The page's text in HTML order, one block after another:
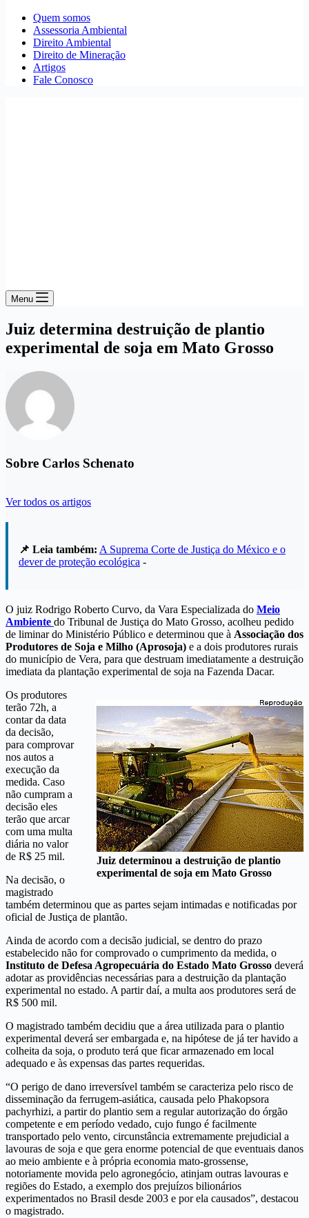
Quem somos
Assessoria Ambiental
Direito Ambiental
Direito de Mineração
Artigos
Fale Conosco
Menu
Juiz determina destruição de plantio
experimental de soja em Mato Grosso
Sobre Carlos Schenato
Ver todos os artigos
📌 Leia também: A Suprema Corte de Justiça do México e o
dever de proteção ecológica -
O juiz Rodrigo Roberto Curvo, da Vara Especializada do Meio
Ambiente do Tribunal de Justiça do Mato Grosso, acolheu pedido
de liminar do Ministério Público e determinou que à Associação dos
Produtores de Soja e Milho (Aprosoja) e a dois produtores rurais
do município de Vera, para que destruam imediatamente a destruição
imediata da plantação experimental de soja na Fazenda Dacar.
Juiz determinou a destruição de plantio
experimental de soja em Mato Grosso
Os produtores
terão 72h, a
contar da data
da decisão,
para comprovar
nos autos a
execução da
medida. Caso
não cumpram a
decisão eles
terão que arcar
com uma multa
diária no valor
de R$ 25 mil.
Na decisão, o
magistrado
também determinou que as partes sejam intimadas e notificadas por
oficial de Justiça de plantão.
Ainda de acordo com a decisão judicial, se dentro do prazo
estabelecido não for comprovado o cumprimento da medida, o
Instituto de Defesa Agropecuária do Estado Mato Grosso deverá
adotar as providências necessárias para a destruição da plantação
experimental no estado. A partir daí, a multa aos produtores será de
R$ 500 mil.
O magistrado também decidiu que a área utilizada para o plantio
experimental deverá ser embargada e, na hipótese de já ter havido a
colheita da soja, o produto terá que ficar armazenado em local
adequado e às expensas das partes requeridas.
“O perigo de dano irreversível também se caracteriza pelo risco de
disseminação da ferrugem-asiática, causada pelo Phakopsora
pachyrhizi, a partir do plantio sem a regular autorização do órgão
competente e em período vedado, cujo fungo é facilmente
transportado pelo vento, circunstância extremamente prejudicial a
lavouras de soja e que gera enorme potencial de que eventuais danos
ao meio ambiente e à própria economia mato-grossense,
notoriamente movida pelo agronegócio, atinjam outras lavouras e
regiões do Estado, a exemplo dos prejuízos bilionários
experimentados no Brasil desde 2003 e por ela causados”, destacou
o magistrado.